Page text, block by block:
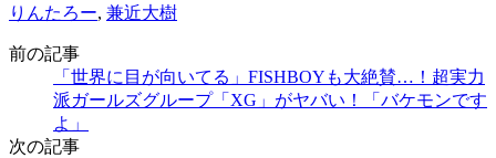
りんたろー, 兼近大樹
前の記事
「世界に目が向いてる」FISHBOYも大絶賛…！超実力
派ガールズグループ「XG」がヤバい！「バケモンです
よ」
次の記事